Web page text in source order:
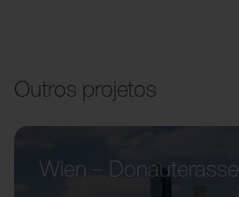
Outros projetos
Wien – Donauterasse